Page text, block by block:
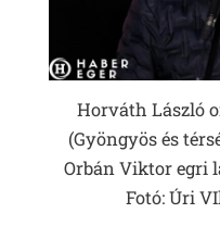
Horváth László
(Gyöngyös és
Orbán Viktor egri
Fotó: Úri